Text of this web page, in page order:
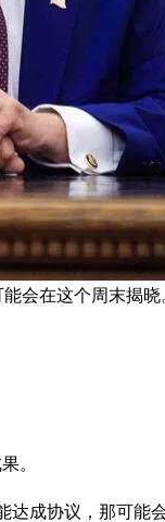
会在这个周末揭晓
。
成协议，那可能